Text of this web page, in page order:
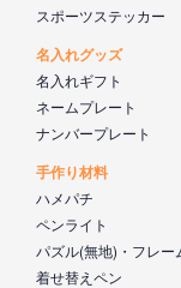
スポーツステッカー
名入れグッズ
名入れギフト
ネームプレート
ナンバープレート
手作り材料
ハメパチ
ペンライト
パズル(無地)・フレー
着せ替えペン